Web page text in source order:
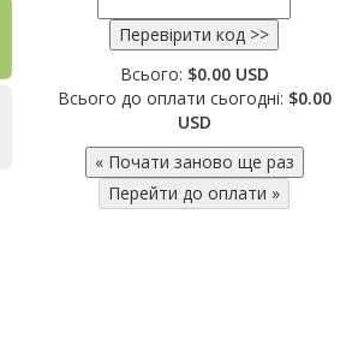
Всього: $0.00 USD
Всього до оплати сьогодні: $0.00
USD